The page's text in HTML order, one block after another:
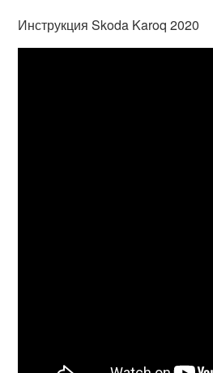
Инструкция Skoda Karoq 2020